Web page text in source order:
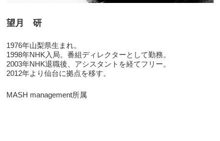
望月 研
1976年山梨県生まれ。
1998年NHK入局。番組ディレクターとして勤務。
2003年NHK退職後、アシスタントを経てフリー。
2012年より仙台に拠点を移す。
MASH management所属